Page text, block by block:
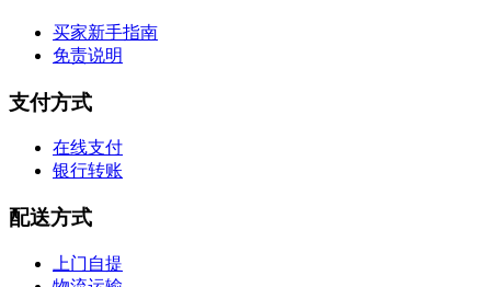
买家新手指南
免责说明
支付方式
在线支付
银行转账
配送方式
上门自提